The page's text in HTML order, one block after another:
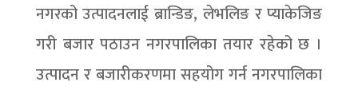
नगरको उत्पादनलाई ब्रान्डिङ, लेभलिङ र प्याकेजिङ
गरी बजार पठाउन नगरपालिका तयार रहेको छ ।
उत्पादन र बजारीकरणमा सहयोग गर्न नगरपालिका